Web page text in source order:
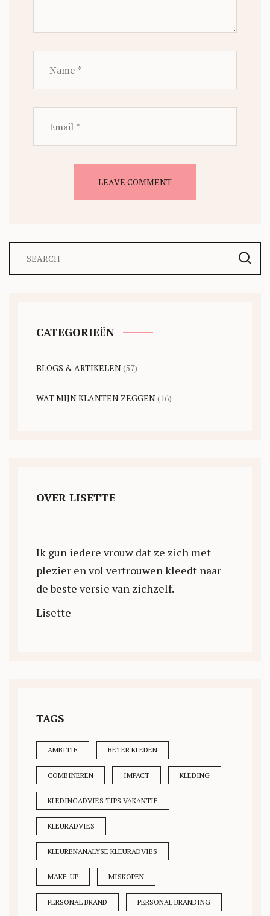
CATEGORIEËN
BLOGS & ARTIKELEN(57)
WAT MIJN KLANTEN ZEGGEN(16)
OVER LISETTE
Ik gun iedere vrouw dat ze zich met
plezier en vol vertrouwen kleedt naar
de beste versie van zichzelf.
Lisette
TAGS
AMBITIE BETER KLEDEN
COMBINEREN IMPACT KLEDING
KLEDINGADVIES TIPS VAKANTIE
KLEURADVIES
KLEURENANALYSE KLEURADVIES
MAKE-UP MISKOPEN
PERSONAL BRAND PERSONAL BRANDING